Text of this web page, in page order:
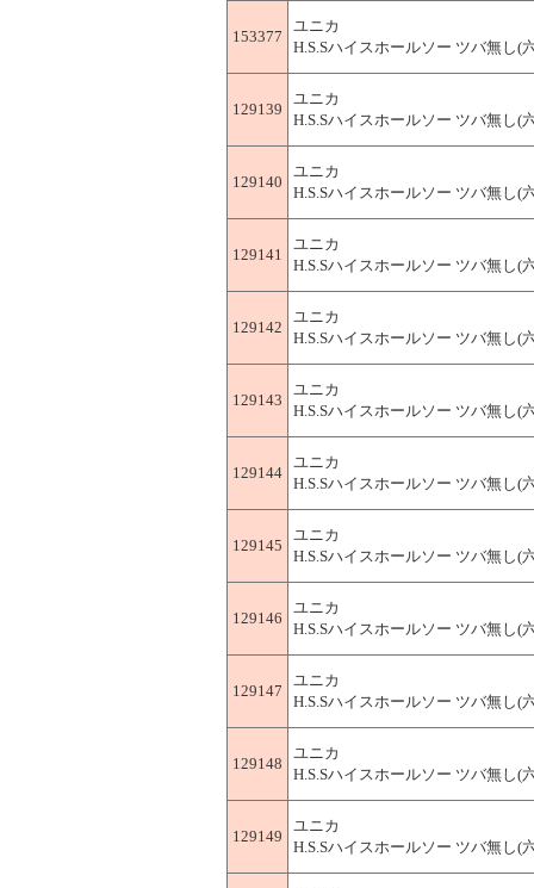
153377
ユニカ
H.S.Sハイスホールソー ツバ無し(
129139
ユニカ
H.S.Sハイスホールソー ツバ無し(
129140
ユニカ
H.S.Sハイスホールソー ツバ無し(
129141
ユニカ
H.S.Sハイスホールソー ツバ無し(
129142
ユニカ
H.S.Sハイスホールソー ツバ無し(
129143
ユニカ
H.S.Sハイスホールソー ツバ無し(
129144
ユニカ
H.S.Sハイスホールソー ツバ無し(
129145
ユニカ
H.S.Sハイスホールソー ツバ無し(
129146
ユニカ
H.S.Sハイスホールソー ツバ無し(
129147
ユニカ
H.S.Sハイスホールソー ツバ無し(
129148
ユニカ
H.S.Sハイスホールソー ツバ無し(
129149
ユニカ
H.S.Sハイスホールソー ツバ無し(